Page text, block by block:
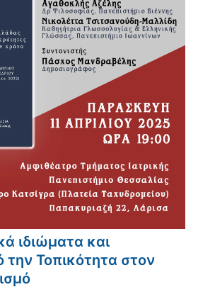
ιδιώματα και
την Τοπικότητα στον